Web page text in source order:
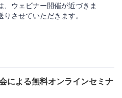
、ウェビナー開催が近づきま
させていただきます。
による無料オンラインセミナ